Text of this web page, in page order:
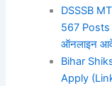
DSSSB
567 Posts
ऑनलाइन
Bihar
Apply